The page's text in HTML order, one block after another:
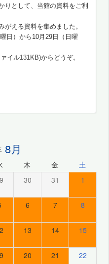
りとして、当館の資料をご利
がえる資料を集めました。
日）から10月29日（日曜
イル131KB)からどうぞ。
8月
木 金 土
30 31 1
6 7 8
13 14 15
20 21 22